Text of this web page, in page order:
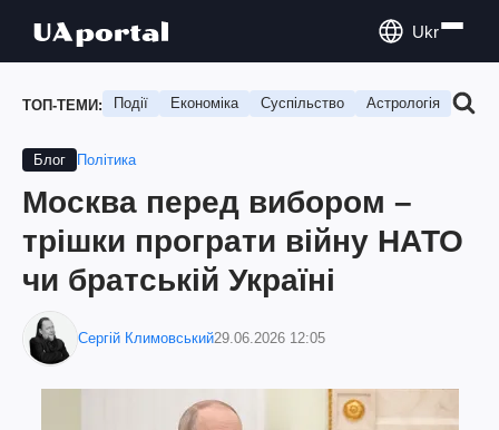
Ukr
ТОП-ТЕМИ: Події Економіка Суспільство Астрологія
Блог Політика
Москва перед вибором –
трішки програти війну НАТО
чи братській Україні
Сергій Климовський29.06.2026 12:05